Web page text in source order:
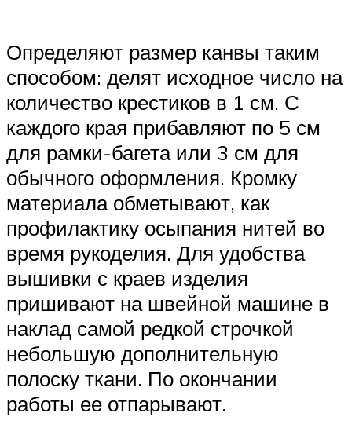
Определяют размер канвы таким
способом: делят исходное число на
количество крестиков в 1 см. С
каждого края прибавляют по 5 см
для рамки-багета или 3 см для
обычного оформления. Кромку
материала обметывают, как
профилактику осыпания нитей во
время рукоделия. Для удобства
вышивки с краев изделия
пришивают на швейной машине в
наклад самой редкой строчкой
небольшую дополнительную
полоску ткани. По окончании
работы ее отпарывают.